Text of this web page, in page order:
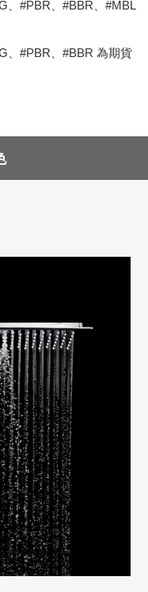
、#PBR、#BBR、#MBL
、#PBR、#BBR 為期貨